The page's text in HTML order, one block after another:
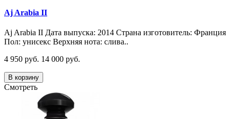
Aj Arabia II
Aj Arabia II Дата выпуска: 2014 Страна изготовитель: Франция
Пол: унисекс Верхняя нота: слива..
4 950 руб. 14 000 руб.
В корзину
Смотреть